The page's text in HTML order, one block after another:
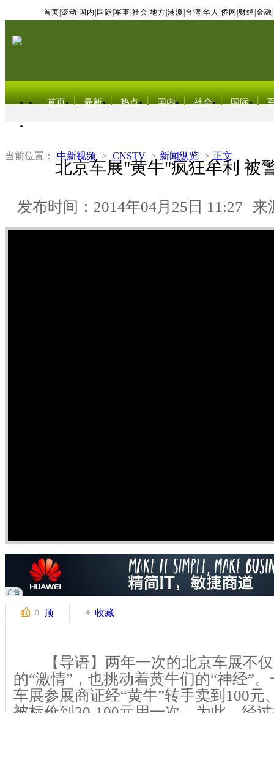
首页 滚动 国内 国际 军事 社会 地方 港澳 台湾 华人 侨网 财经 金融
首页 最新 热点 国内 社会 国际
当前位置： 中新视频 > CNSTV > 新闻纵览 > 正文
北京车展"黄牛"疯狂牟利 被
发布时间：2014年04月25日 11:27 来
0 顶 收藏
【导语】两年一次的北京车展不仅
的“激情”，也挑动着黄牛们的“神经”
车展参展商证经“黄牛”转手卖到100元
被标价到30-100元用一次。为此，经